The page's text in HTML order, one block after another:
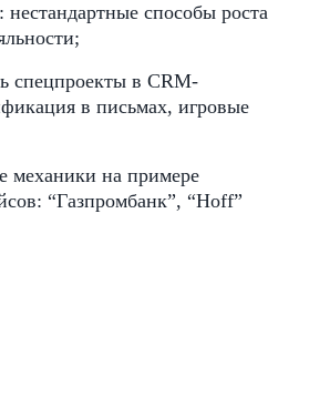
способы роста
спецпроекты в CRM-
в письмах, игровые
механики на примере
“Газпромбанк”, “Hoff”